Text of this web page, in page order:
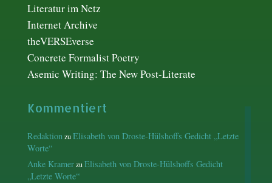
Literatur im Netz
Internet Archive
theVERSEverse
Concrete Formalist Poetry
Asemic Writing: The New Post-Literate
Kommentiert
Redaktion zu Elisabeth von Droste-Hülshoffs Gedicht „Letzte
Worte“
Anke Kramerzu Elisabeth von Droste-Hülshoffs Gedicht
„Letzte Worte“